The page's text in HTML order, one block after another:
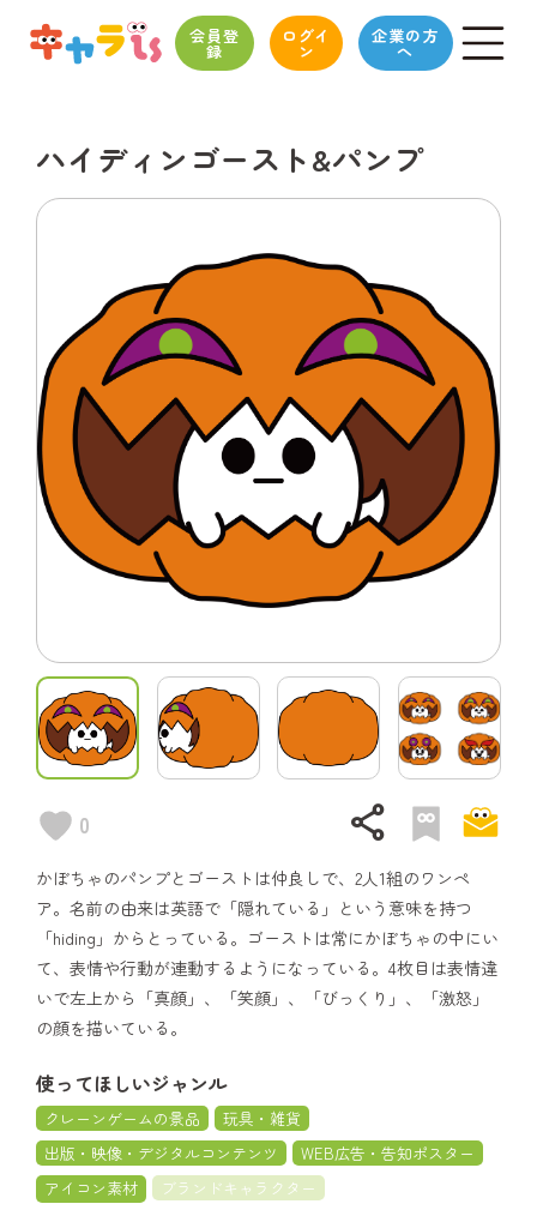
会員登
録
ログイ
ン
企業の方
へ
ハイディンゴースト&パンプ
0 share
かぼちゃのパンプとゴーストは仲良しで、2人1組のワンペ
ア。名前の由来は英語で「隠れている」という意味を持つ
「hiding」からとっている。ゴーストは常にかぼちゃの中にい
て、表情や行動が連動するようになっている。4枚目は表情違
いで左上から「真顔」、「笑顔」、「びっくり」、「激怒」
の顔を描いている。
使ってほしいジャンル
クレーンゲームの景品
玩具・雑貨
出版・映像・デジタルコンテンツ
WEB広告・告知ポスター
アイコン素材
ブランドキャラクター